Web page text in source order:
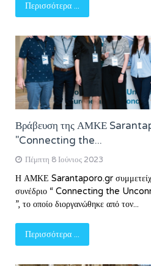
Περισσότερα ...
Βράβευση της ΑΜΚΕ
"Connecting the...
Πέμπτη 8 Ιούνιος 2023
Η ΑΜΚΕ Sarantaporo.gr συμμετείχε
συνέδριο “ Connecting the
”, το οποίο διοργανώθηκε από τον...
Περισσότερα ...